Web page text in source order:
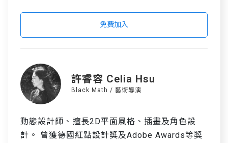
免費加入
許睿容 Celia Hsu
Black Math / 藝術導演
動態設計師、擅長2D平面風格、插畫及角色設
計。 曾獲德國紅點設計獎及Adobe Awards等獎